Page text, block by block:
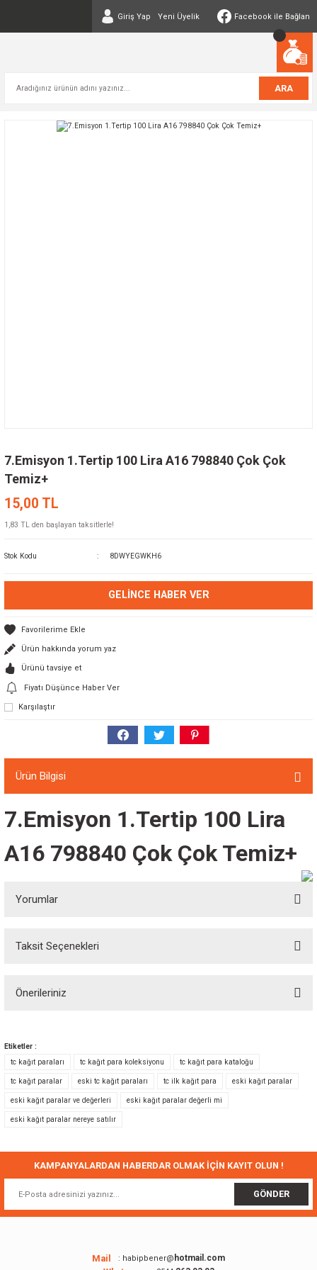
Giriş Yap Yeni Üyelik Facebook ile Bağlan
ARA
7.Emisyon 1.Tertip 100 Lira A16 798840 Çok Çok
Temiz+
15,00 TL
1,83 TL den başlayan taksitlerle!
Stok Kodu 8DWYEGWKH6
GELINCE HABER VER
Ürün hakkında yorum yaz
Ürünü tavsiye et
Fiyatı Düşünce Haber Ver
Karşılaştır
Ürün Bilgisi
7.Emisyon 1.Tertip 100 Lira
A16 798840 Çok Çok Temiz+
Yorumlar
Taksit Seçenekleri
Önerileriniz
Görüş ve önerileriniz için teşekkür ederiz.
Ürün resmi kalitesiz, bozuk veya görüntülenemiyor.
Ürün açıklamasında eksik bilgiler bulunuyor.
Ürün fiyatı diğer sitelerden daha pahalı.
Bu ürüne benzer farklı alternatifler olmalı.
Etiketler :
tc kağıt paraları
tc kağıt para koleksiyonu tc kağıt para kataloğu
tc kağıt paralar eski tc kağıt paraları tc ilk kağıt para eski kağıt paralar
eski kağıt paralar ve değerleri eski kağıt paralar değerli mi
eski kağıt paralar nereye satılır
KAMPANYALARDAN HABERDAR OLMAK İÇİN KAYIT OLUN !
GÖNDER
Mail : habipbener@ hotmail.com